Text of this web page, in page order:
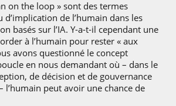
on the loop » sont des termes
d’implication de l’humain dans les
basés sur l’IA. Y-a-t-il cependant une
à l’humain pour rester « aux
avons questionné le concept
en nous demandant où – dans le
de décision et de gouvernance
l’humain peut avoir une chance de